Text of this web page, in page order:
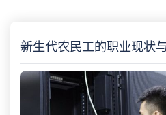
新生代农民工的职业现状